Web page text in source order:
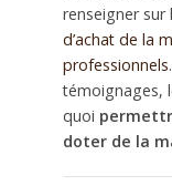
renseigner sur
d’achat de la
professionnels
témoignages,
quoi
doter de la